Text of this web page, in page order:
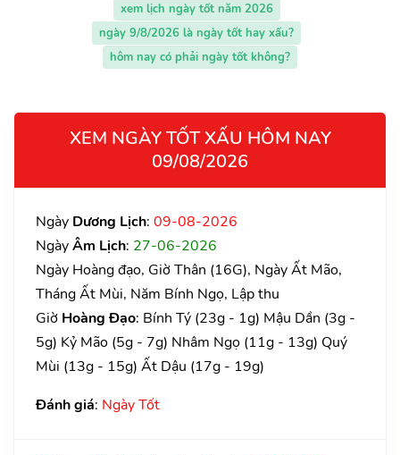
xem lịch ngày tốt năm 2026
ngày 9/8/2026 là ngày tốt hay xấu?
hôm nay có phải ngày tốt không?
XEM NGÀY TỐT XẤU HÔM NAY
09/08/2026
Ngày Dương Lịch: 09-08-2026
NgàyÂm Lịch: 27-06-2026
Ngày Hoàng đạo, Giờ Thân (16G), Ngày Ất Mão,
Tháng Ất Mùi, Năm Bính Ngọ, Lập thu
Giờ Hoàng Đạo: Bính Tý (23g - 1g) Mậu Dần (3g -
5g) Kỷ Mão (5g - 7g) Nhâm Ngọ (11g - 13g) Quý
Mùi (13g - 15g) Ất Dậu (17g - 19g)
Đánh giá: Ngày Tốt